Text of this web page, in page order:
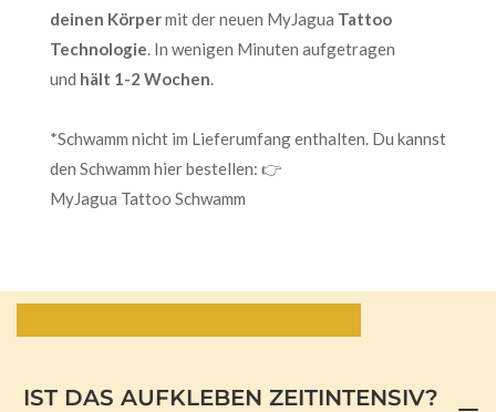
deinen Körpermit der neuen MyJagua Tattoo
Technologie. In wenigen Minuten aufgetragen
und hält 1-2 Wochen.
*Schwamm nicht im Lieferumfang enthalten. Du kannst
den Schwamm hier bestellen: 👉
MyJagua Tattoo Schwamm
IST DAS AUFKLEBEN ZEITINTENSIV?